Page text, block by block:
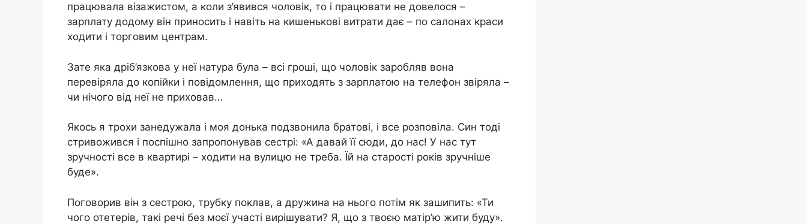
працювала візажистом, а коли з’явився чоловік, то і працювати не довелося –
зарплату додому він приносить і навіть на кишенькові витрати дає – по салонах краси
ходити і торговим центрам.
Зате яка дріб’язкова у неї натура була – всі гроші, що чоловік заробляв вона
перевіряла до копійки і повідомлення, що приходять з зарплатою на телефон звіряла –
чи нічого від неї не приховав…
Якось я трохи занедужала і моя донька подзвонила братові, і все розповіла. Син тоді
стривожився і поспішно запропонував сестрі: «А давай її сюди, до нас! У нас тут
зручності все в квартирі – ходити на вулицю не треба. Їй на старості років зручніше
буде».
Поговорив він з сестрою, трубку поклав, а дружина на нього потім як зашипить: «Ти
чого отетерів, такі речі без моєї участі вирішувати? Я, що з твоєю матір’ю жити буду».